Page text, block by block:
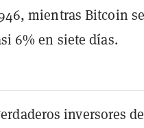
mientras Bitcoin se
6% en siete días.
inversores de